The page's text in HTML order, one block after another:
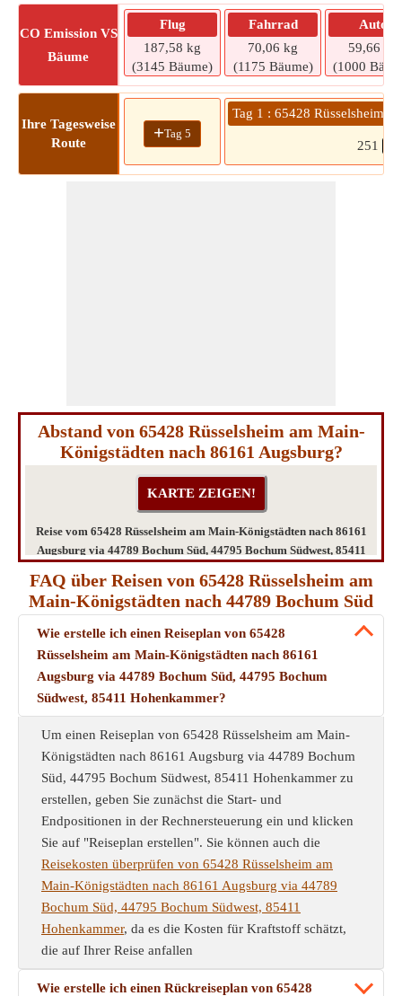
CO Emission VS
Bäume
Flug
187,58 kg
(3145 Bäume)
Fahrrad
70,06 kg
(1175 Bäume)
Auto
59,66 kg
(1000
Ihre Tagesweise
Route
+Tag 5
Tag 1 : 65428 Rüsselsheim
251
Abstand von 65428 Rüsselsheim am Main-
Königstädten nach 86161 Augsburg?
Reise vom 65428 Rüsselsheim am Main-Königstädten nach 86161
Augsburg via 44789 Bochum Süd, 44795 Bochum Südwest, 85411
FAQ über Reisen von 65428 Rüsselsheim am
Main-Königstädten nach 44789 Bochum Süd
Wie erstelle ich einen Reiseplan von 65428
Rüsselsheim am Main-Königstädten nach 86161
Augsburg via 44789 Bochum Süd, 44795 Bochum
Südwest, 85411 Hohenkammer?
Um einen Reiseplan von 65428 Rüsselsheim am Main-
Königstädten nach 86161 Augsburg via 44789 Bochum
Süd, 44795 Bochum Südwest, 85411 Hohenkammer zu
erstellen, geben Sie zunächst die Start- und
Endpositionen in der Rechnersteuerung ein und klicken
Sie auf "Reiseplan erstellen". Sie können auch die
Reisekosten überprüfen von 65428 Rüsselsheim am
Main-Königstädten nach 86161 Augsburg via 44789
Bochum Süd, 44795 Bochum Südwest, 85411
Hohenkammer, da es die Kosten für Kraftstoff schätzt,
die auf Ihrer Reise anfallen
Wie erstelle ich einen Rückreiseplan von 65428